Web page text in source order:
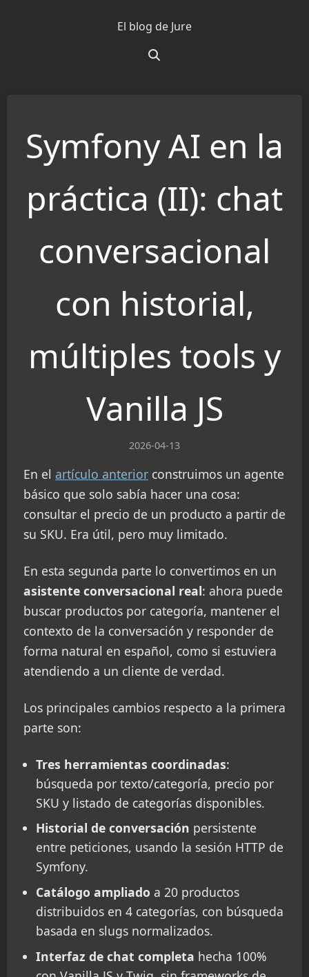
El blog de Jure
Symfony AI en la
práctica (II): chat
conversacional
con historial,
múltiples tools y
Vanilla JS
2026-04-13
En el artículo anterior construimos un agente
básico que solo sabía hacer una cosa:
consultar el precio de un producto a partir de
su SKU. Era útil, pero muy limitado.
En esta segunda parte lo convertimos en un
asistente conversacional real: ahora puede
buscar productos por categoría, mantener el
contexto de la conversación y responder de
forma natural en español, como si estuviera
atendiendo a un cliente de verdad.
Los principales cambios respecto a la primera
parte son:
Tres herramientas coordinadas:
búsqueda por texto/categoría, precio por
SKU y listado de categorías disponibles.
Historial de conversación persistente
entre peticiones, usando la sesión HTTP de
Symfony.
Catálogo ampliado a 20 productos
distribuidos en 4 categorías, con búsqueda
basada en slugs normalizados.
Interfaz de chat completa hecha 100%